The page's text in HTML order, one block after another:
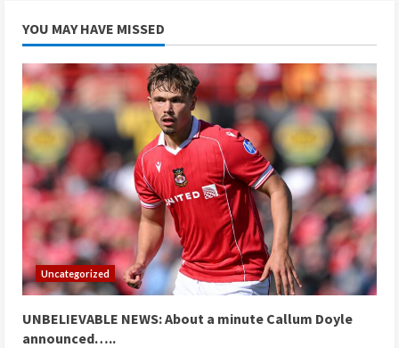
YOU MAY HAVE MISSED
Uncategorized
UNBELIEVABLE NEWS: About a minute Callum Doyle
announced…..